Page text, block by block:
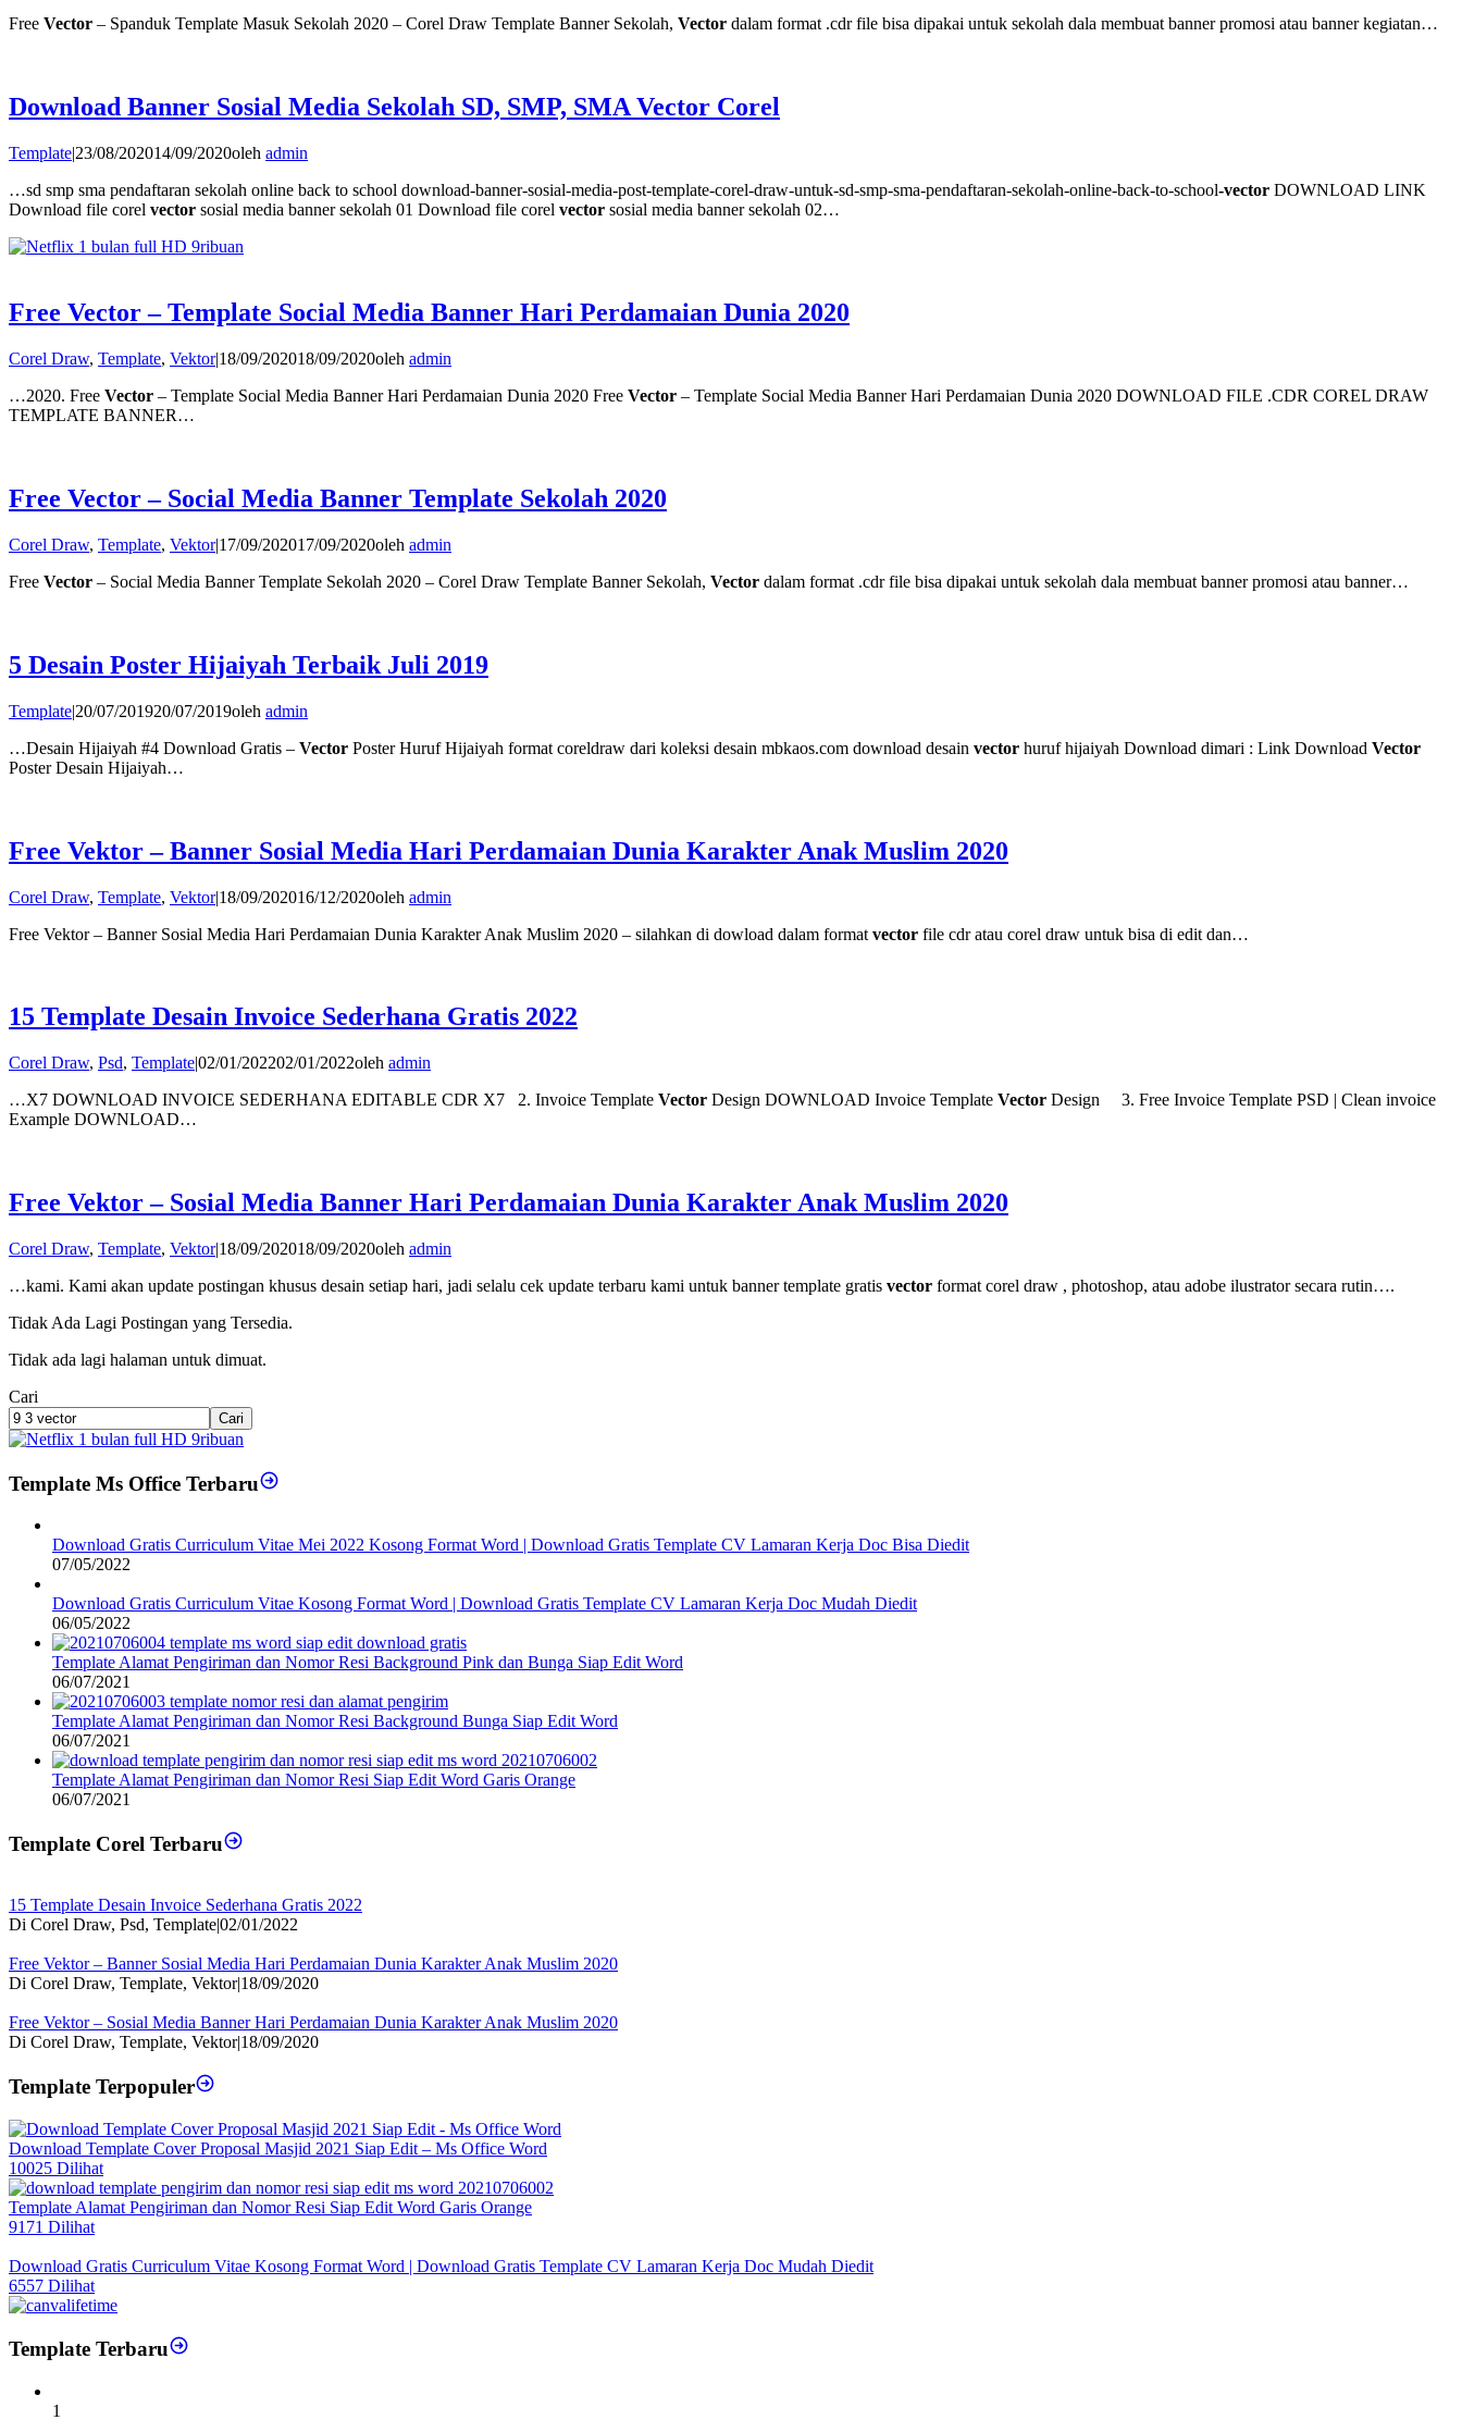
Free Vector – Spanduk Template Masuk Sekolah 2020 – Corel Draw Template Banner Sekolah, Vector dalam format .cdr file bisa dipakai untuk sekolah dala membuat banner promosi atau banner kegiatan…
Download Banner Sosial Media Sekolah SD, SMP, SMA Vector Corel
Template|23/08/202014/09/2020oleh admin
…sd smp sma pendaftaran sekolah online back to school download-banner-sosial-media-post-template-corel-draw-untuk-sd-smp-sma-pendaftaran-sekolah-online-back-to-school-vector DOWNLOAD LINK
Download file corel vector sosial media banner sekolah 01 Download file corel vector sosial media banner sekolah 02…
Free Vector – Template Social Media Banner Hari Perdamaian Dunia 2020
Corel Draw, Template, Vektor|18/09/202018/09/2020oleh admin
…2020. Free Vector – Template Social Media Banner Hari Perdamaian Dunia 2020 Free Vector – Template Social Media Banner Hari Perdamaian Dunia 2020 DOWNLOAD FILE .CDR COREL DRAW
TEMPLATE BANNER…
Free Vector – Social Media Banner Template Sekolah 2020
Corel Draw, Template, Vektor|17/09/202017/09/2020oleh admin
Free Vector – Social Media Banner Template Sekolah 2020 – Corel Draw Template Banner Sekolah, Vector dalam format .cdr file bisa dipakai untuk sekolah dala membuat banner promosi atau banner…
5 Desain Poster Hijaiyah Terbaik Juli 2019
Template|20/07/201920/07/2019oleh admin
…Desain Hijaiyah #4 Download Gratis – Vector Poster Huruf Hijaiyah format coreldraw dari koleksi desain mbkaos.com download desain vector huruf hijaiyah Download dimari : Link Download Vector
Poster Desain Hijaiyah…
Free Vektor – Banner Sosial Media Hari Perdamaian Dunia Karakter Anak Muslim 2020
Corel Draw, Template, Vektor|18/09/202016/12/2020oleh admin
Free Vektor – Banner Sosial Media Hari Perdamaian Dunia Karakter Anak Muslim 2020 – silahkan di dowload dalam format vector file cdr atau corel draw untuk bisa di edit dan…
15 Template Desain Invoice Sederhana Gratis 2022
Corel Draw, Psd, Template|02/01/202202/01/2022oleh admin
…X7 DOWNLOAD INVOICE SEDERHANA EDITABLE CDR X7 2. Invoice Template Vector Design DOWNLOAD Invoice Template Vector Design 3. Free Invoice Template PSD | Clean invoice
Example DOWNLOAD…
Free Vektor – Sosial Media Banner Hari Perdamaian Dunia Karakter Anak Muslim 2020
Corel Draw, Template, Vektor|18/09/202018/09/2020oleh admin
…kami. Kami akan update postingan khusus desain setiap hari, jadi selalu cek update terbaru kami untuk banner template gratis vector format corel draw , photoshop, atau adobe ilustrator secara rutin….
Tidak Ada Lagi Postingan yang Tersedia.
Tidak ada lagi halaman untuk dimuat.
Cari
Cari
Template Ms Office Terbaru
Download Gratis Curriculum Vitae Mei 2022 Kosong Format Word | Download Gratis Template CV Lamaran Kerja Doc Bisa Diedit
07/05/2022
Download Gratis Curriculum Vitae Kosong Format Word | Download Gratis Template CV Lamaran Kerja Doc Mudah Diedit
06/05/2022
Template Alamat Pengiriman dan Nomor Resi Background Pink dan Bunga Siap Edit Word
06/07/2021
Template Alamat Pengiriman dan Nomor Resi Background Bunga Siap Edit Word
06/07/2021
Template Alamat Pengiriman dan Nomor Resi Siap Edit Word Garis Orange
06/07/2021
Template Corel Terbaru
15 Template Desain Invoice Sederhana Gratis 2022
Di Corel Draw, Psd, Template02/01/2022
Free Vektor – Banner Sosial Media Hari Perdamaian Dunia Karakter Anak Muslim 2020
Di Corel Draw, Template, Vektor|18/09/2020
Free Vektor – Sosial Media Banner Hari Perdamaian Dunia Karakter Anak Muslim 2020
Di Corel Draw, Template, Vektor|18/09/2020
Template Terpopuler
Download Template Cover Proposal Masjid 2021 Siap Edit – Ms Office Word
10025 Dilihat
Template Alamat Pengiriman dan Nomor Resi Siap Edit Word Garis Orange
9171 Dilihat
Download Gratis Curriculum Vitae Kosong Format Word | Download Gratis Template CV Lamaran Kerja Doc Mudah Diedit
6557 Dilihat
Template Terbaru
1